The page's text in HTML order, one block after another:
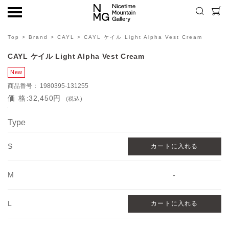
Top > Brand > CAYL > CAYL ケイル Light Alpha Vest Cream
CAYL ケイル Light Alpha Vest Cream
1980395-131255
価格32,450円 (税込)
Type
S
M -
L